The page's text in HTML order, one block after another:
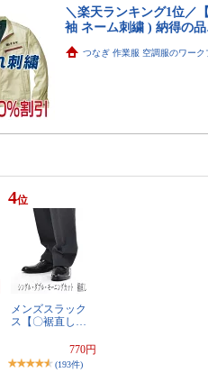
＼楽天ランキング1位／
袖 ネーム刺繍 ) 納得の
つなぎ 作業服 空調服のワーク
4位
メンズスラック
ス【〇裾直し…
770円
(193件)